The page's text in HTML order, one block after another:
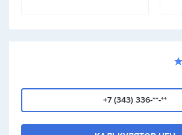
+7 (343) 336-**-**